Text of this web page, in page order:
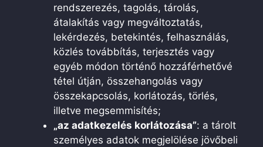
rendszerezés, tagolás, tárolás,
átalakítás vagy megváltoztatás,
lekérdezés, betekintés, felhasználás,
közlés továbbítás, terjesztés vagy
egyéb módon történő hozzáférhetővé
tétel útján, összehangolás vagy
összekapcsolás, korlátozás, törlés,
illetve megsemmisítés;
„az adatkezelés korlátozása”: a tárolt
személyes adatok megjelölése jövőbeli